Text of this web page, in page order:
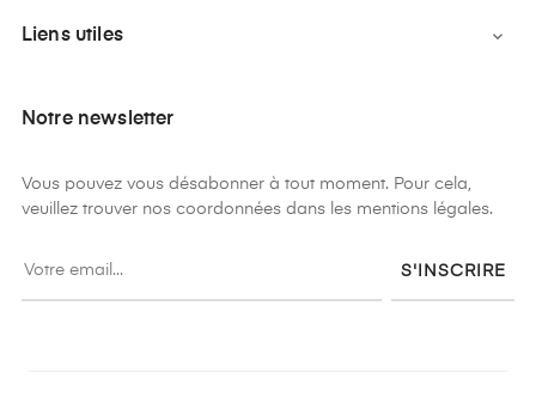
Liens utiles 
Notre newsletter
Vous pouvez vous désabonner à tout moment. Pour cela,
veuillez trouver nos coordonnées dans les mentions légales.
S'INSCRIRE